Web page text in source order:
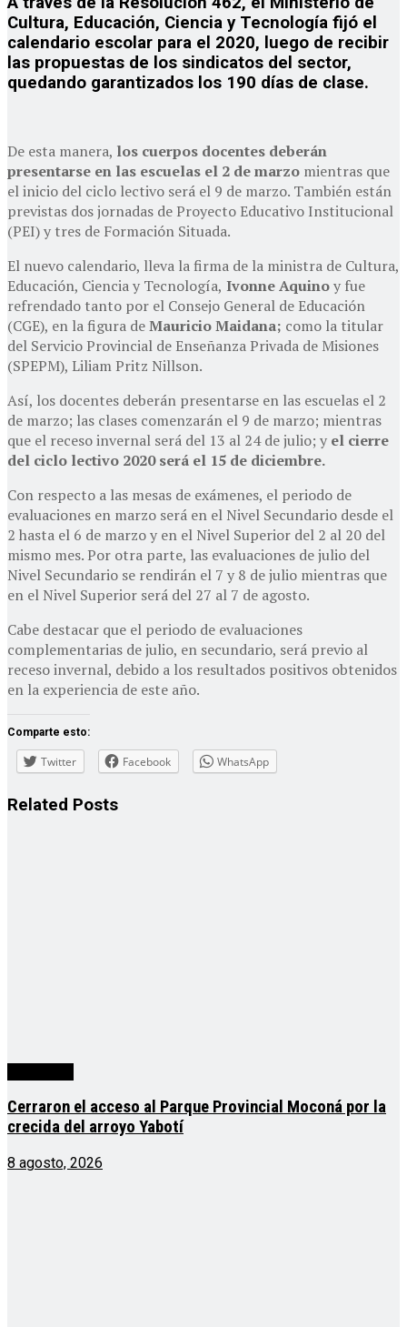
Cultura, Educación, Ciencia y Tecnología fijó el
calendario escolar para el 2020, luego de recibir
las propuestas de los sindicatos del sector,
quedando garantizados los 190 días de clase.
De esta manera, los cuerpos docentes deberán
presentarse en las escuelas el 2 de marzo mientras que
el inicio del ciclo lectivo será el 9 de marzo. También están
previstas dos jornadas de Proyecto Educativo Institucional
(PEI) y tres de Formación Situada.
El nuevo calendario, lleva la firma de la ministra de Cultura,
Educación, Ciencia y Tecnología, Ivonne Aquinoy fue
refrendado tanto por el Consejo General de Educación
(CGE), en la figura deMauricio Maidana; como la titular
del Servicio Provincial de Enseñanza Privada de Misiones
(SPEPM), Liliam Pritz Nillson.
Así, los docentes deberán presentarse en las escuelas el 2
de marzo; las clases comenzarán el 9 de marzo; mientras
que el receso invernal será del 13 al 24 de julio; y el cierre
del ciclo lectivo 2020 será el 15 de diciembre.
Con respecto a las mesas de exámenes, el periodo de
evaluaciones en marzo será en el Nivel Secundario desde el
2 hasta el 6 de marzo y en el Nivel Superior del 2 al 20 del
mismo mes. Por otra parte, las evaluaciones de julio del
Nivel Secundario se rendirán el 7 y 8 de julio mientras que
en el Nivel Superior será del 27 al 7 de agosto.
Cabe destacar que el periodo de evaluaciones
complementarias de julio, en secundario, será previo al
receso invernal, debido a los resultados positivos obtenidos
en la experiencia de este año.
Comparte esto:
Twitter Facebook WhatsApp
Related Posts
Cerraron el acceso al Parque Provincial Moconá por la
crecida del arroyo Yabotí
8 agosto, 2026